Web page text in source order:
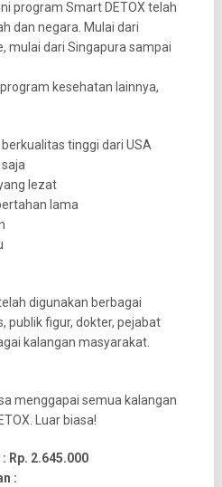
program Smart DETOX telah
dan negara. Mulai dari
mulai dari Singapura sampai
kesehatan lainnya,
tinggi dari USA
lezat
lama
digunakan berbagai
publik figur, dokter, pejabat
kalangan masyarakat.
menggapai semua kalangan
Luar biasa!
: Rp. 2.645.000
: